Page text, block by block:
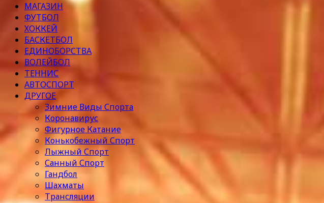
МАГАЗИН
ФУТБОЛ
ХОККЕЙ
БАСКЕТБОЛ
ЕДИНОБОРСТВА
ВОЛЕЙБОЛ
ТЕННИС
АВТОСПОРТ
ДРУГОЕ
Зимние Виды Спорта
Коронавирус
Фигурное Катание
Конькобежный Спорт
Лыжный Спорт
Санный Спорт
Гандбол
Шахматы
Трансляции